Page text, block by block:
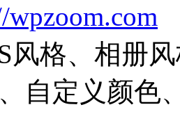
wpzoom.com
风格、相册
自定义颜色